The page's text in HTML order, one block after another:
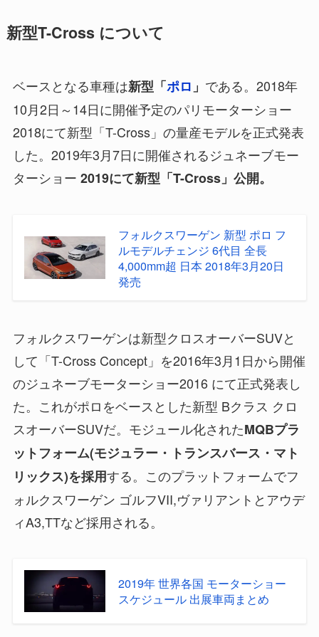
新型T-Cross について
ベースとなる車種は新型「ポロ 」 である。2018年
10月2日～14日に開催予定のパリモーターショー
2018にて新型「T-Cross」の量産モデルを正式発表
した。2019年3月7日に開催されるジュネーブモー
ターショー 2019にて新型「T-Cross」公開。
フォルクスワーゲン 新型 ポロ フ
ルモデルチェンジ 6代目 全長
4,000mm超 日本 2018年3月20日
発売
フォルクスワーゲンは新型クロスオーバーSUVと
して「T-Cross Concept」を2016年3月1日から開催
のジュネーブモーターショー2016 にて正式発表し
た。これがポロをベースとした新型 Bクラス クロ
スオーバーSUVだ。モジュール化されたMQBプラ
ットフォーム(モジュラー・トランスバース・マト
リックス)を採用する。このプラットフォームでフ
ォルクスワーゲン ゴルフVII,ヴァリアントとアウデ
ィA3,TTなど採用される。
2019年 世界各国 モーターショー
スケジュール 出展車両まとめ